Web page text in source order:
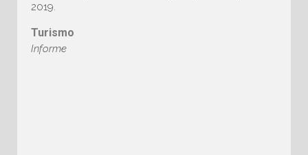
2019.
Turismo
Informe